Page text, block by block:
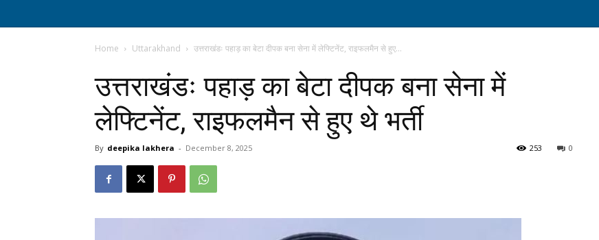
Home Uttarakhand उत्तराखंडः पहाड़ का बेटा दीपक बना सेना में लेफ्टिनेंट, राइफलमैन से हुए...
उत्तराखंडः पहाड़ का बेटा दीपक बना सेना में
लेफ्टिनेंट, राइफलमैन से हुए थे भर्ती
By deepika lakhera - December 8, 2025 0
253